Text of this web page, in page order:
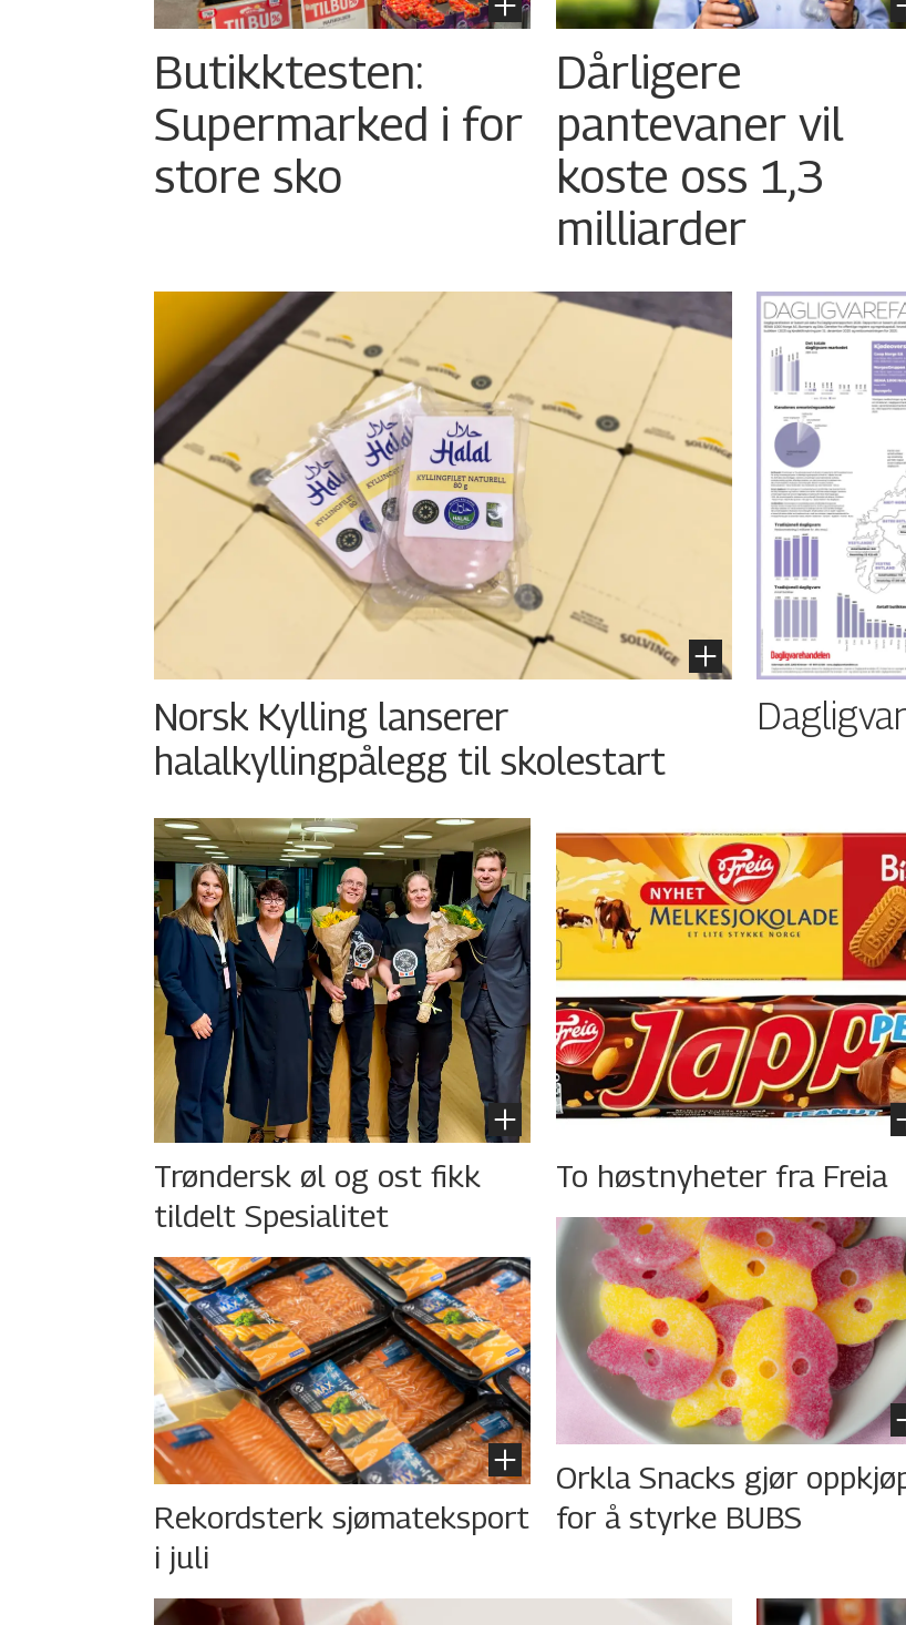
Butikktesten:
Supermarked i for
store sko
Dårligere
pantevaner vil
koste oss 1,3
milliarder
Norsk Kylling lanserer
halalkyllingpålegg til skolestart
Trøndersk øl og ost fikk
tildelt Spesialitet
Rekordsterk sjømateksport
i juli
To høstnyheter fra Freia
Orkla Snacks gjør
for å styrke BUBS